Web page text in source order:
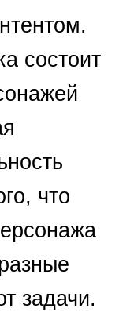
состоит
что
задачи.